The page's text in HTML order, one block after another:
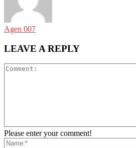
Agen 007
LEAVE A REPLY
Please enter your comment!